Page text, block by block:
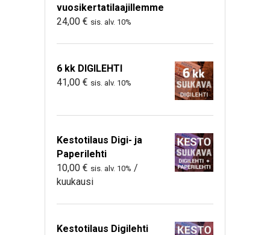
vuosikertatilaajillemme
24,00 € sis. alv. 10%
6 kk DIGILEHTI
41,00 € sis. alv. 10%
Kestotilaus Digi- ja
Paperilehti
10,00 € sis. alv. 10% /
kuukausi
Kestotilaus Digilehti